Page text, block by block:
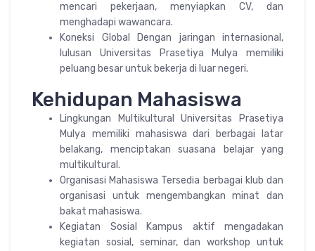
mencari pekerjaan, menyiapkan CV, dan
menghadapi wawancara.
Koneksi Global Dengan jaringan internasional,
lulusan Universitas Prasetiya Mulya memiliki
peluang besar untuk bekerja di luar negeri.
Kehidupan Mahasiswa
Lingkungan Multikultural Universitas Prasetiya
Mulya memiliki mahasiswa dari berbagai latar
belakang, menciptakan suasana belajar yang
multikultural.
Organisasi Mahasiswa Tersedia berbagai klub dan
organisasi untuk mengembangkan minat dan
bakat mahasiswa.
Kegiatan Sosial Kampus aktif mengadakan
kegiatan sosial, seminar, dan workshop untuk